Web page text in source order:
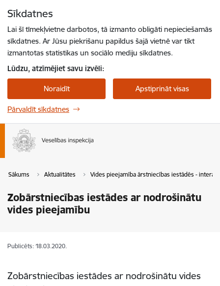
Sīkdatnes
Lai šī tīmekļvietne darbotos, tā izmanto obligāti nepieciešamās
sīkdatnes. Ar Jūsu piekrišanu papildus šajā vietnē var tikt
izmantotas statistikas un sociālo mediju sīkdatnes.
Lūdzu, atzīmējiet savu izvēli:
Noraidīt Apstiprināt visas
Pārvaldīt sīkdatnes
Sākums Aktualitātes Vides pieejamība ārstniecības iestādēs -
Zobārstniecības iestādes ar nodrošinātu
vides pieejamību
Publicēts: 18.03.2020.
Zobārstniecības iestādes ar nodrošinātu vides